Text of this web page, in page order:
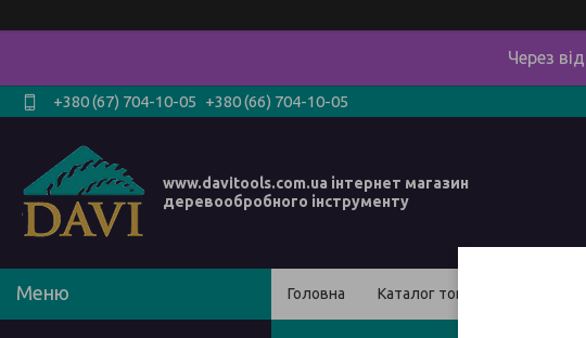
Через
+380 (67) 704-10-05 +380 (66) 704-10-05
www.davitools.com.ua інтернет магазин
деревообробного інструменту
Головна Каталог товарів